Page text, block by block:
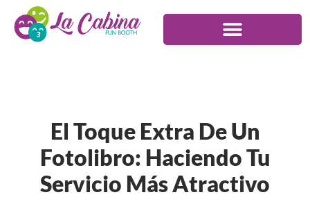
El Toque Extra De Un
Fotolibro: Haciendo Tu
Servicio Más Atractivo